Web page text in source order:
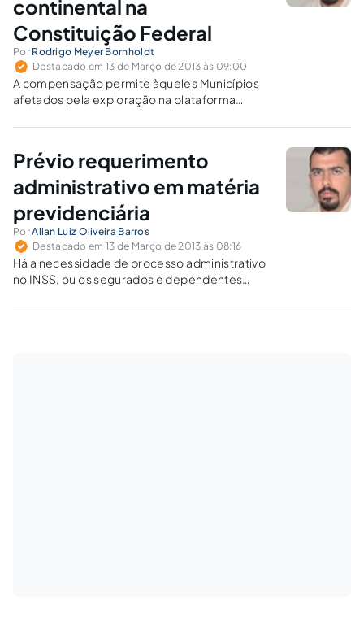
continental na
Constituição Federal
Por Rodrigo Meyer Bornholdt
Destacado em 13 de Março de 2013 às 09:00
A compensação permite àqueles Municípios
afetados pela exploração na plataforma
dos transtornos sofridos em vista do
indústria do petróleo, em seus territórios.
Prévio requerimento
administrativo em matéria
previdenciária
PorAllan Luiz Oliveira Barros
Destacado em 13 de Março de 2013 às 08:16
Há a necessidade de processo administrativo
no INSS, ou os segurados e dependentes
benefícios previdenciários ingressando